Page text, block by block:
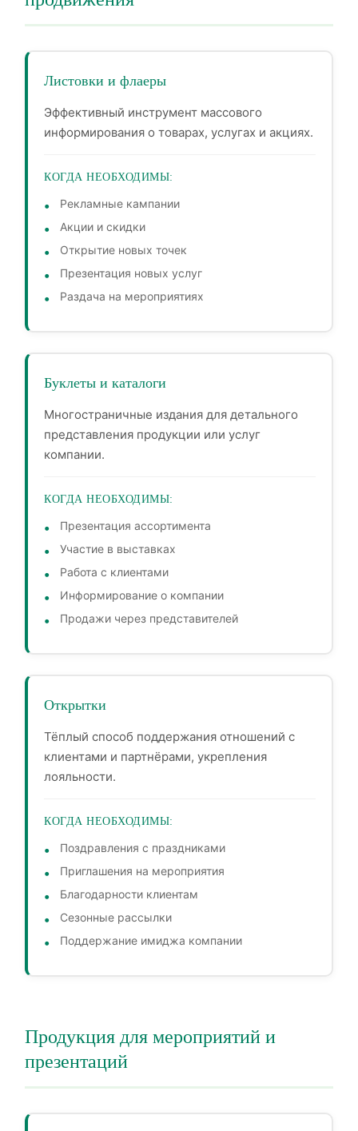
Листовки и флаеры
Эффективный инструмент массового
информирования о товарах, услугах и акциях.
КОГДА НЕОБХОДИМЫ:
Рекламные кампании
Акции и скидки
Открытие новых точек
Презентация новых услуг
Раздача на мероприятиях
Буклеты и каталоги
Многостраничные издания для детального
представления продукции или услуг
компании.
КОГДА НЕОБХОДИМЫ:
Презентация ассортимента
Участие в выставках
Работа с клиентами
Информирование о компании
Продажи через представителей
Открытки
Тёплый способ поддержания отношений с
клиентами и партнёрами, укрепления
лояльности.
КОГДА НЕОБХОДИМЫ:
Поздравления с праздниками
Приглашения на мероприятия
Благодарности клиентам
Сезонные рассылки
Поддержание имиджа компании
Продукция для мероприятий и
презентаций